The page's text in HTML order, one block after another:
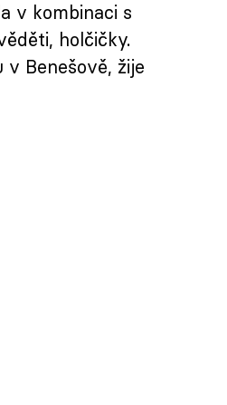
v kombinaci s
holčičky.
Benešově, žije